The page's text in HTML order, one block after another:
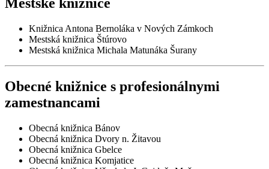
Knižnica Antona Bernoláka v Nových Zámkoch
Mestská knižnica Štúrovo
Mestská knižnica Michala Matunáka Šurany
Obecné knižnice s profesionálnymi
zamestnancami
Obecná knižnica Bánov
Obecná knižnica Dvory n. Žitavou
Obecná knižnica Gbelce
Obecná knižnica Komjatice